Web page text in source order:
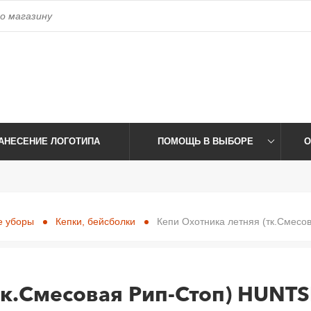
access_time
ЛОГОТИПА ПОМОЩЬ В ВЫБОРЕ
уборы Кепки, бейсболки Кепи Охотника летняя
Рип-Стоп)